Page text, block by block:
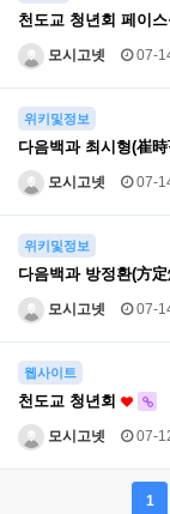
천도교 청년회 페이
모시고넷 07-
위키및정보
다음백과 최시형(崔
모시고넷 07-
위키및정보
다음백과 방정환(方
모시고넷 07-
웹사이트
천도교 청년회
모시고넷 07-
1